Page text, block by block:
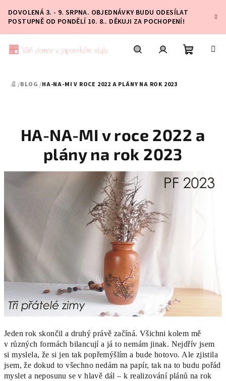
obsah
DOVOLENÁ 3. - 9. SRPNA. OBJEDNÁVKY BUDU ODESÍLAT
POSTUPNĚ OD PONDĚLÍ 10. 8.. DĚKUJI ZA POCHOPENÍ!
DOMŮ
/BLOG /HA-NA-MI V ROCE 2022 A PLÁNY NA ROK 2023
HA-NA-MI v roce 2022 a
plány na rok 2023
Jeden rok skončil a druhý právě začíná. Všichni kolem mě
v různých formách bilancují a já to nemám jinak. Nejdřív jsem
si myslela, že si jen tak popřemýšlím a bude hotovo. Ale zjistila
jsem, že dokud to všechno nedám na papír, tak na to budu pořád
myslet a neposunu se v hlavě dál – k realizování plánů na rok